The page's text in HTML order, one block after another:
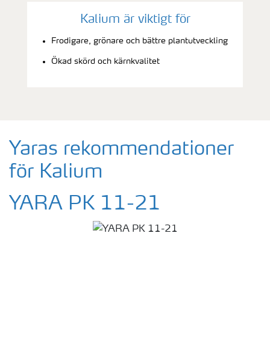
Kalium är viktigt för
Frodigare, grönare och bättre plantutveckling
Ökad skörd och kärnkvalitet
Yaras rekommendationer
för Kalium
YARA PK 11-21